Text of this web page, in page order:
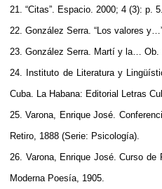
21. “Citas”. Espacio. 2000; 4 (3): p. 5.
22. González Serra. “Los valores
23. González Serra. Martí y la… Ob.
24. Instituto de Literatura y
Cuba. La Habana: Editorial Letras
25. Varona, Enrique José.
Retiro, 1888 (Serie: Psicología).
26. Varona, Enrique José. Curso
Moderna Poesía, 1905.